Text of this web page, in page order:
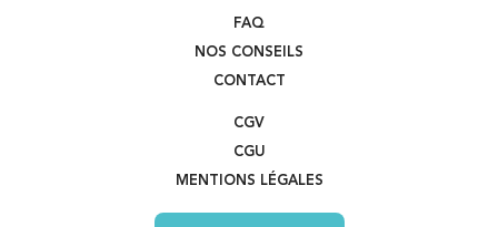
FAQ
NOS CONSEILS
CONTACT
CGV
CGU
MENTIONS LÉGALES